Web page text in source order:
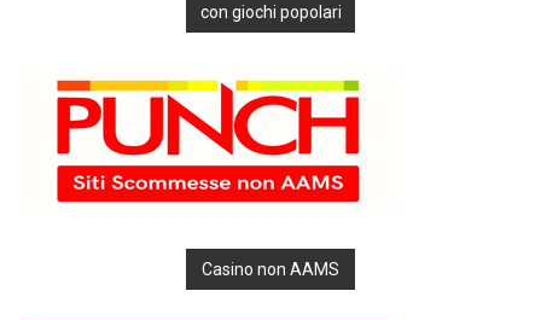
con giochi popolari
Casino non AAMS